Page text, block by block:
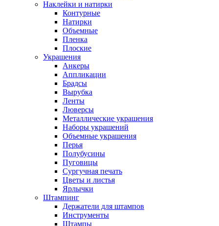
Наклейки и натирки
Контурные
Натирки
Объемные
Пленка
Плоские
Украшения
Анкеры
Аппликации
Брадсы
Вырубка
Ленты
Люверсы
Металлические украшения
Наборы украшений
Объемные украшения
Перья
Полубусины
Пуговицы
Сургучная печать
Цветы и листья
Ярлычки
Штампинг
Держатели для штампов
Инструменты
Штампы